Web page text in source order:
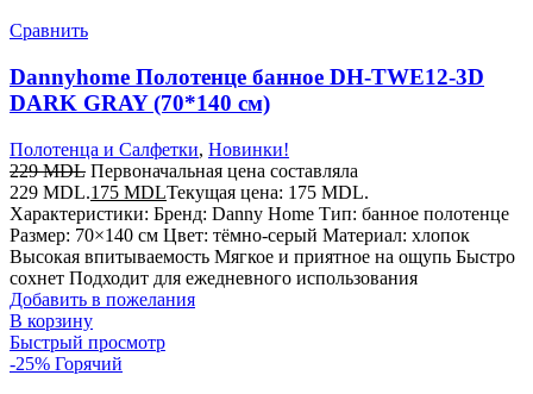
Сравнить
Dannyhome Полотенце банное DH-TWE12-3D
DARK GRAY (70*140 см)
Полотенца и Салфетки, Новинки!
229MDL Первоначальная цена составляла
229 MDL.175 MDLТекущая цена: 175 MDL.
Характеристики: Бренд: Danny Home Тип: банное полотенце
Размер: 70×140 см Цвет: тёмно-серый Материал: хлопок
Высокая впитываемость Мягкое и приятное на ощупь Быстро
сохнет Подходит для ежедневного использования
Добавить в пожелания
В корзину
Быстрый просмотр
-25% Горячий